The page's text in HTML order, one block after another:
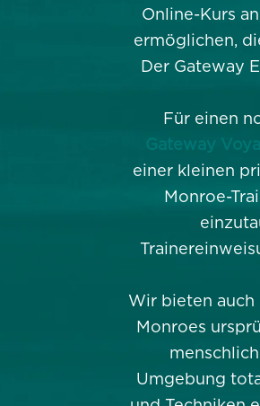
Online-Kurs
ermöglichen,
Der Gateway
Für einen
Gateway
einer kleinen
Monroe-
Wir bieten
Monroes
Umgebung